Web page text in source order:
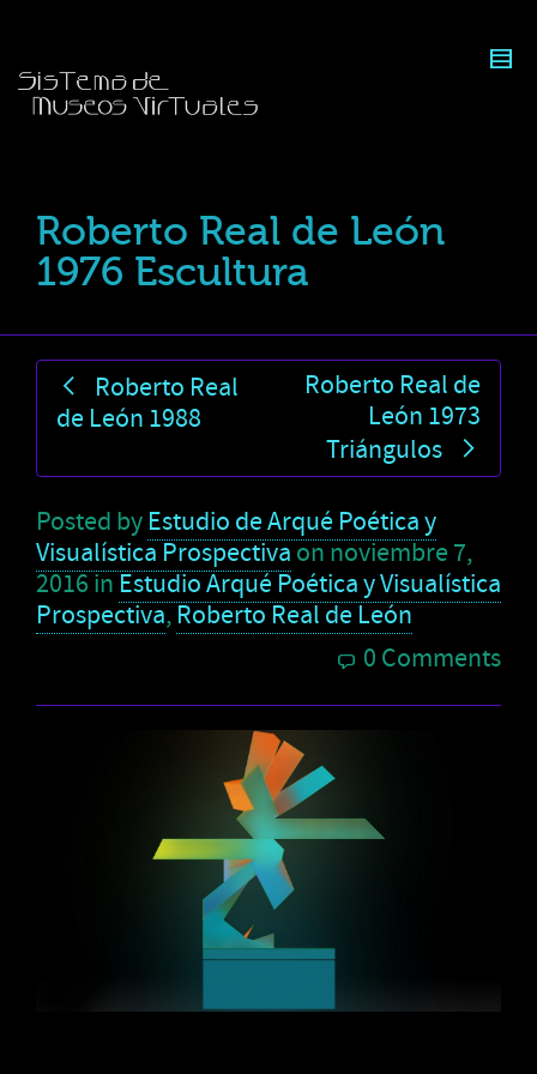
Roberto Real de León
1976 Escultura
Roberto Real
de León 1988
Roberto Real de
León 1973
Triángulos
Posted by Estudio de Arqué Poética y
Visualística Prospectiva on noviembre 7,
2016 in Estudio Arqué Poética y Visualística
Prospectiva, Roberto Real de León
0 Comments